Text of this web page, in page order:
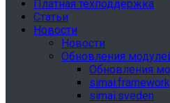
Платная техподдержка
Статьи
Новости
Новости
Обновления
Обновления
simai.framework
simai.sveden